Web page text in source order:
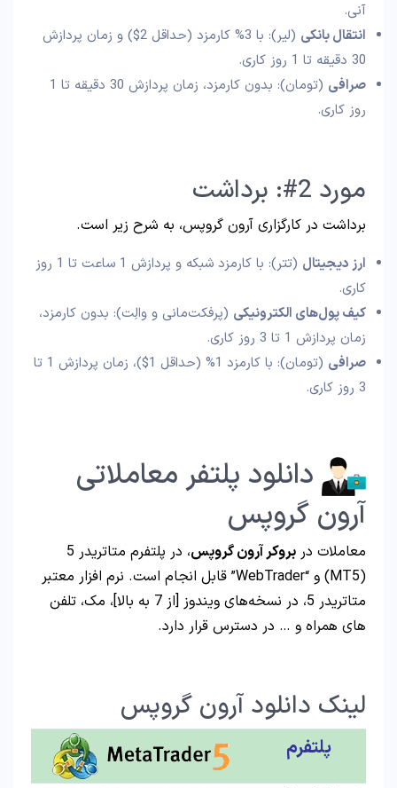
آنی.
انتقال بانکی
(لیر): با 3% کارمزد (حداقل 2$) و زمان پردازش
30 دقیقه تا 1 روز کاری.
صرافی
(تومان): بدون کارمزد، زمان پردازش 30 دقیقه تا 1
روز کاری.
مورد 2#: برداشت
برداشت در کارگزاری آرون گروپس، به شرح زیر است.
ارز دیجیتال
(تتر): با کارمزد شبکه و پردازش 1 ساعت تا 1 روز
کاری.
کیف پول‌های الکترونیکی (پرفکت‌مانی و والِت): بدون کارمزد،
زمان پردازش 1 تا 3 روز کاری.
صرافی
(تومان): با کارمزد 1% (حداقل 1$)، زمان پردازش 1 تا
3 روز کاری.
دانلود پلتفر معاملاتی
آرون گروپس
معاملات در بروکر آرون گروپس
، در پلتفرم متاتریدر 5
(MT5) و “WebTrader” قابل انجام است. نرم افزار معتبر
متاتریدر 5، در نسخه‌های ویندوز [از 7 به بالا]، مک، تلفن
های همراه و … در دسترس قرار دارد.
لینک دانلود آرون گروپس
پلتفرم